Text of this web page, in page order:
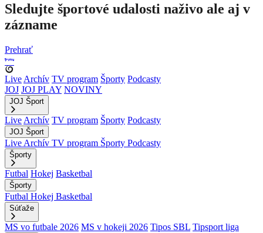
Sledujte športové udalosti naživo ale aj v
zázname
Prehrať
Live Archív TV program Športy Podcasty
JOJ JOJ PLAY NOVINY
JOJ Šport
Live Archív TV program Športy Podcasty
JOJ Šport
Live Archív TV program Športy Podcasty
Športy
Futbal Hokej Basketbal
Športy
Futbal Hokej Basketbal
Súťaže
MS vo futbale 2026 MS v hokeji 2026 Tipos SBL Tipsport liga